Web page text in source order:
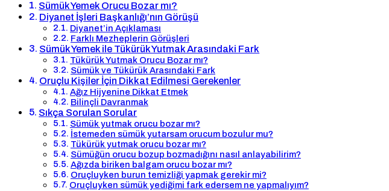
Sümük Yemek Orucu Bozar mı?
Diyanet İşleri Başkanlığı’nın Görüşü
Diyanet’in Açıklaması
Farklı Mezheplerin Görüşleri
Sümük Yemek ile Tükürük Yutmak Arasındaki Fark
Tükürük Yutmak Orucu Bozar mı?
Sümük ve Tükürük Arasındaki Fark
Oruçlu Kişiler İçin Dikkat Edilmesi Gerekenler
Ağız Hijyenine Dikkat Etmek
Bilinçli Davranmak
Sıkça Sorulan Sorular
Sümük yutmak orucu bozar mı?
İstemeden sümük yutarsam orucum bozulur mu?
Tükürük yutmak orucu bozar mı?
Sümüğün orucu bozup bozmadığını nasıl anlayabilirim?
Ağızda biriken balgam orucu bozar mı?
Oruçluyken burun temizliği yapmak gerekir mi?
Oruçluyken sümük yediğimi fark edersem ne yapmalıyım?